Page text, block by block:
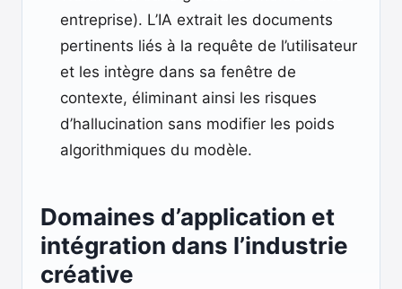
entreprise). L’IA extrait les documents
pertinents liés à la requête de l’utilisateur
et les intègre dans sa fenêtre de
contexte, éliminant ainsi les risques
d’hallucination sans modifier les poids
algorithmiques du modèle.
Domaines d’application et
intégration dans l’industrie
créative